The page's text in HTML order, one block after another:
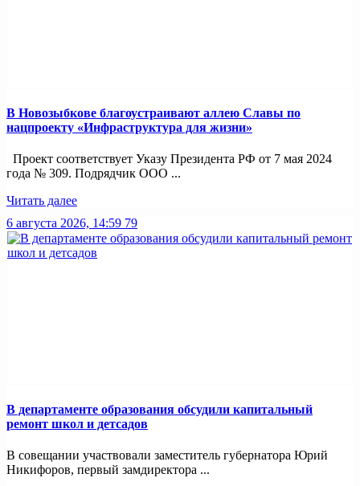
В Новозыбкове благоустраивают аллею Славы по
нацпроекту «Инфраструктура для жизни»
Проект соответствует Указу Президента РФ от 7 мая 2024
года № 309. Подрядчик ООО ...
Читать далее
6 августа 2026, 14:59 79
В департаменте образования обсудили капитальный
ремонт школ и детсадов
В совещании участвовали заместитель губернатора Юрий
Никифоров, первый замдиректора ...